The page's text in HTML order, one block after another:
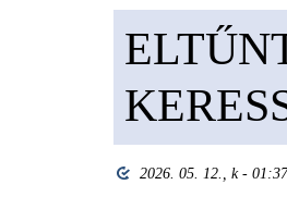
2026. 05. 12., k - 01:37